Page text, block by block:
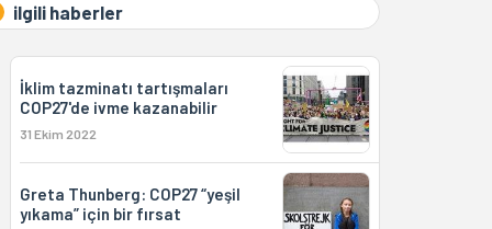
ilgili haberler
İklim tazminatı tartışmaları
COP27'de ivme kazanabilir
31 Ekim 2022
Greta Thunberg: COP27 “yeşil
yıkama” için bir fırsat